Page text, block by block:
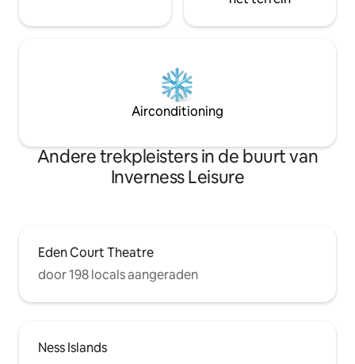
Airconditioning
Andere trekpleisters in de buurt van
Inverness Leisure
Eden Court Theatre
door 198 locals aangeraden
Ness Islands